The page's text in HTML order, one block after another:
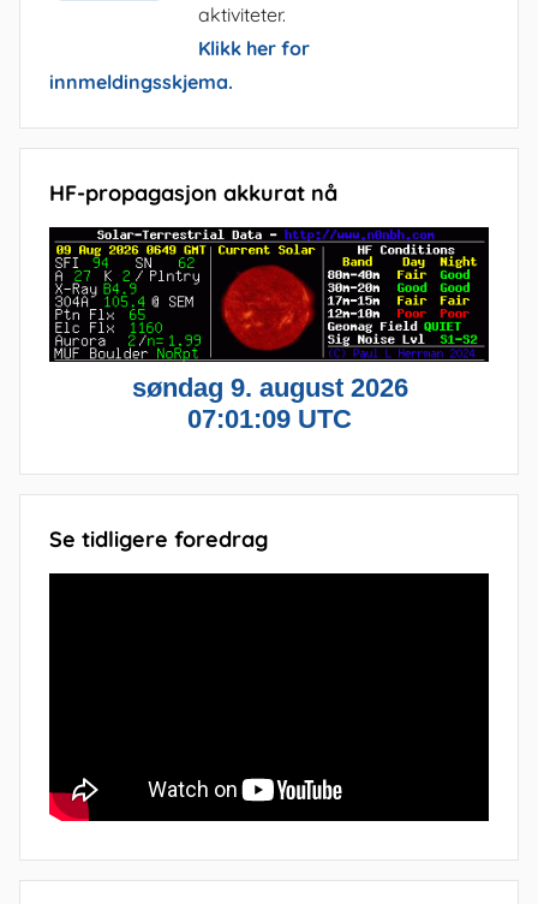
aktiviteter.
Klikk her for
innmeldingsskjema.
HF-propagasjon akkurat nå
Se tidligere foredrag